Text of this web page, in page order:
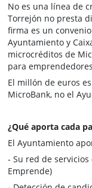
No es una línea de
Torrejón no presta
firma es un
Ayuntamiento y
microcréditos de
para
El millón de euros
MicroBank, no el
¿Qué aporta cada
El Ayuntamiento
- Su red de
Emprende)